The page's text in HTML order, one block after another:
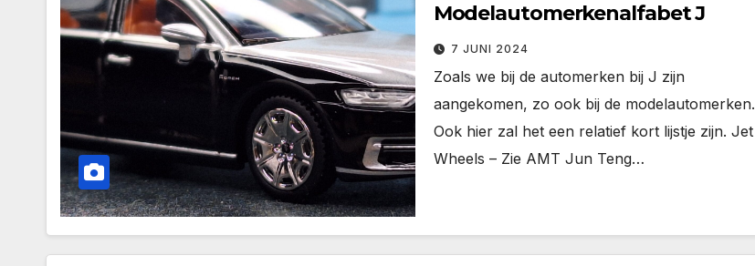
Modelautomerkenalfabet J
7 JUNI 2024
Zoals we bij de automerken bij J zijn
aangekomen, zo ook bij de modelautomerken.
Ook hier zal het een relatief kort lijstje zijn. Jet
Wheels – Zie AMT Jun Teng…